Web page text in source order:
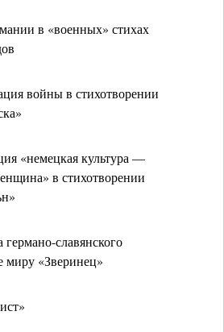
в «военных» стихах
войны в стихотворении
«немецкая культура —
в стихотворении
славянского
миру «Зверинец»